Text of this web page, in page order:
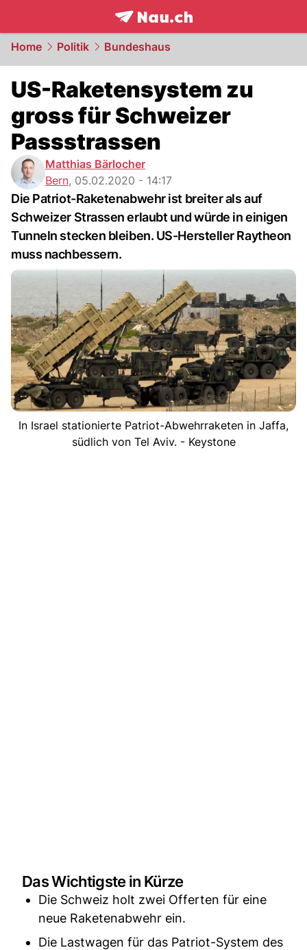
frontpage.NAU.ch
Home Politik Bundeshaus
US-Raketensystem zu
gross für Schweizer
Passstrassen
Matthias Bärlocher
Bern, 05.02.2020 - 14:17
Die Patriot-Raketenabwehr ist breiter als auf
Schweizer Strassen erlaubt und würde in einigen
Tunneln stecken bleiben. US-Hersteller Raytheon
muss nachbessern.
In Israel stationierte Patriot-Abwehrraketen in Jaffa,
südlich von Tel Aviv. - Keystone
Das Wichtigste in Kürze
Die Schweiz holt zwei Offerten für eine
neue Raketenabwehr ein.
Die Lastwagen für das Patriot-System des